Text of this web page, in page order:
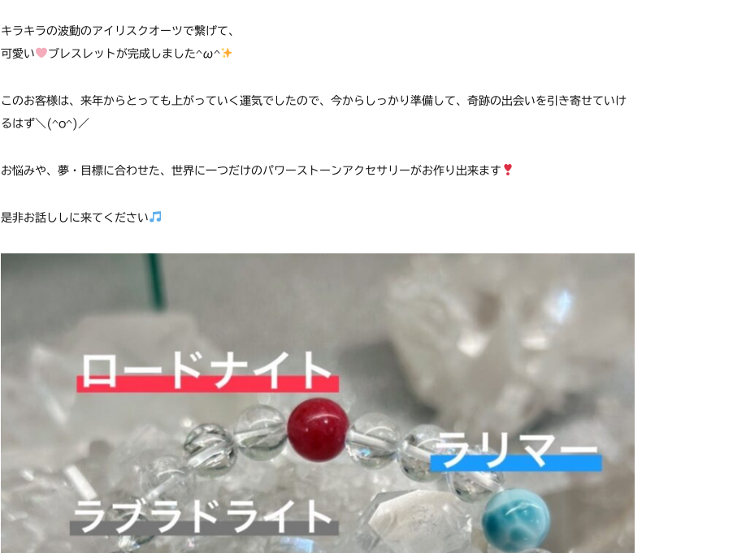
キラキラの波動のアイリスクオーツで繋げて、
可愛い
ブレスレットが完成しました^ω^
このお客様は、来年からとっても上がっていく運気でしたので、今からしっかり準備して、奇跡の出会いを引き寄せていけ
るはず＼(^o^)／
お悩みや、夢・目標に合わせた、世界に一つだけのパワーストーンアクセサリーがお作り出来ます
是非お話ししに来てください